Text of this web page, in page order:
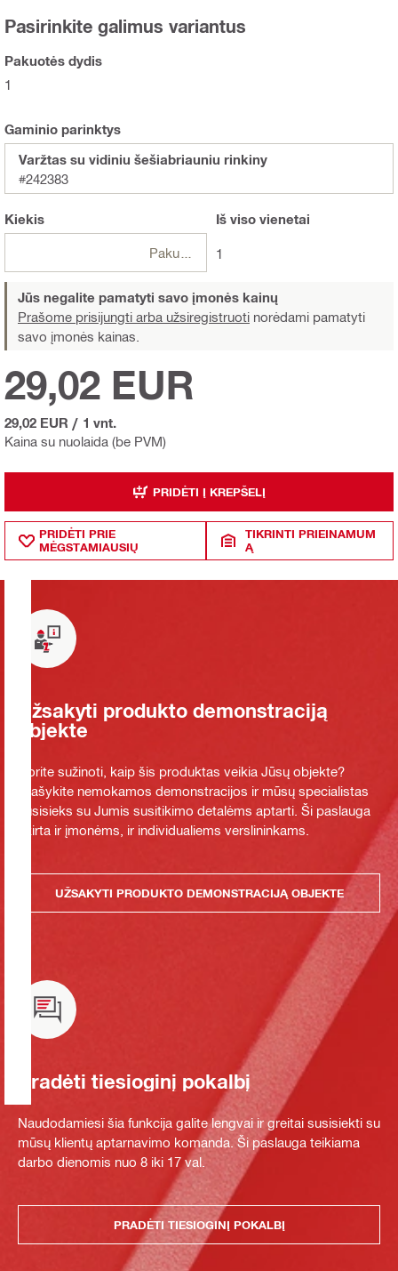
Pasirinkite galimus variantus
Pakuotės dydis
1
Gaminio parinktys
Varžtas su vidiniu šešiabriauniu rinkiny
#242383
Kiekis
Pakuotės
Iš visovienetai
1
Jūs negalite pamatyti savo įmonės kainų
Prašome prisijungti arba užsiregistruoti norėdami pamatyti
savo įmonės kainas.
Kaina su nuolaida (be PVM)
29,02 EUR
29,02 EUR / 1 vnt.
PRIDĖTI Į KREPŠELĮ
PRIDĖTI PRIE
MĖGSTAMIAUSIŲ
TIKRINTI PRIEINAMUM
Ą
Užsakyti produkto demonstraciją
objekte
Norite sužinoti, kaip šis produktas veikia Jūsų objekte?
Prašykite nemokamos demonstracijos ir mūsų specialistas
susisieks su Jumis susitikimo detalėms aptarti. Ši paslauga
skirta ir įmonėms, ir individualiems verslininkams.
UŽSAKYTI PRODUKTO DEMONSTRACIJĄ OBJEKTE
Pradėti tiesioginį pokalbį
Naudodamiesi šia funkcija galite lengvai ir greitai susisiekti su
mūsų klientų aptarnavimo komanda. Ši paslauga teikiama
darbo dienomis nuo 8 iki 17 val.
PRADĖTI TIESIOGINĮ POKALBĮ